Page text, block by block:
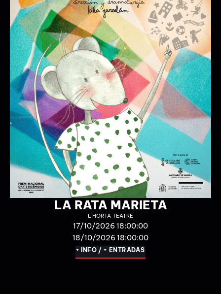
OH MAMMI BLUE
CINEMA STICADO
31/10/2026 20:00:00
01/11/2026 20:00:00
+ INFO / + ENTRADAS